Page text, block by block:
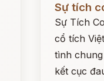
Sự tích
Sự Tích
cổ tích
tình
kết cục